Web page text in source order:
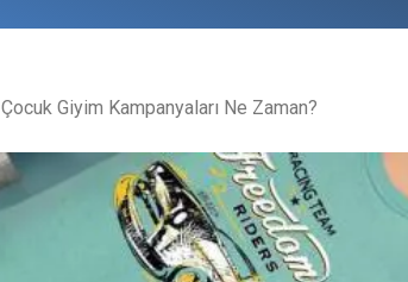
Çocuk Giyim Kampanyaları Ne Zaman?